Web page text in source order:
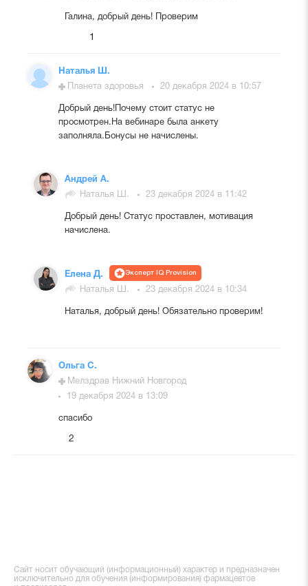
Галина, добрый день! Проверим
1
Наталья Ш.
Планета здоровья
20 декабря 2024 в 10:57
Добрый день!Почему стоит статус не
просмотрен.На вебинаре была анкету
заполняла.Бонусы не начислены.
Андрей А.
Наталья Ш.
23 декабря 2024 в 11:42
Добрый день! Статус проставлен, мотивация
начислена.
Елена Д. Эксперт IQ Provision
Наталья Ш. 23 декабря 2024 в 10:34
Наталья, добрый день! Обязательно проверим!
Ольга С.
Мелздрав Нижний Новгород
19 декабря 2024 в 13:09
спасибо
2
Сайт носит обучающий (информационный) характер и предназначен
исключительно для обучения (информирования) фармацевтов